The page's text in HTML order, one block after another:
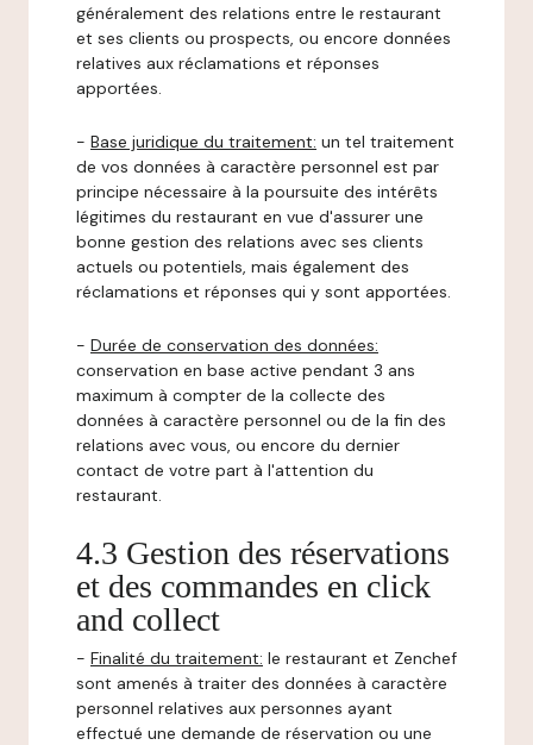
généralement des relations entre le restaurant
et ses clients ou prospects, ou encore données
relatives aux réclamations et réponses
apportées.
- Base juridique du traitement: un tel traitement
de vos données à caractère personnel est par
principe nécessaire à la poursuite des intérêts
légitimes du restaurant en vue d'assurer une
bonne gestion des relations avec ses clients
actuels ou potentiels, mais également des
réclamations et réponses qui y sont apportées.
- Durée de conservation des données:
conservation en base active pendant 3 ans
maximum à compter de la collecte des
données à caractère personnel ou de la fin des
relations avec vous, ou encore du dernier
contact de votre part à l'attention du
restaurant.
4.3 Gestion des réservations
et des commandes en click
and collect
- Finalité du traitement: le restaurant et Zenchef
sont amenés à traiter des données à caractère
personnel relatives aux personnes ayant
effectué une demande de réservation ou une